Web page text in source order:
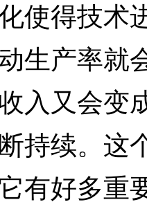
使得技术
生产率就
入又会变
持续。这
有好多重